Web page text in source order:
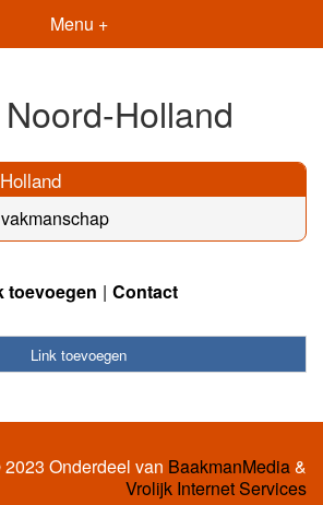
Menu +
Holland
toevoegen Contact
Link toevoegen
Onderdeel van BaakmanMedia&
Vrolijk Internet Services